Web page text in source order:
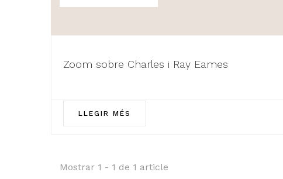
Zoom sobre Charles i Ray Eames
LLEGIR MÉS
Mostrar 1 - 1 de 1 article